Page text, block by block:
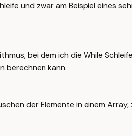
und zwar am Beispiel eines
bei dem ich die While
berechnen kann.
der Elemente in einem Array,